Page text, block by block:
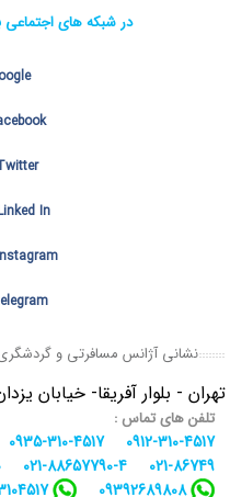
در شبکه های اجتماعی
In
نشانی آژانس مسافرتی و
تهران - بلوار آفریقا- خیابان یزدان
تلفن های تماس :
0912-310-4517
0935-310-4517
021-86749
021-88657790-4
09392689808
09353104517